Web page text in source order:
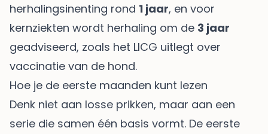
herhalingsinenting rond 1 jaar, en voor
kernziekten wordt herhaling om de 3 jaar
geadviseerd, zoals het LICG uitlegt over
vaccinatie van de hond.
Hoe je de eerste maanden kunt lezen
Denk niet aan losse prikken, maar aan een
serie die samen één basis vormt. De eerste